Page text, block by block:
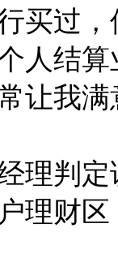
买过
人结
让我
理判
理财